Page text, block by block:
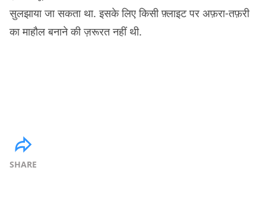
सुलझाया जा सकता था. इसके लिए किसी फ़्लाइट पर अफ़रा-तफ़री
का माहौल बनाने की ज़रूरत नहीं थी.
SHARE